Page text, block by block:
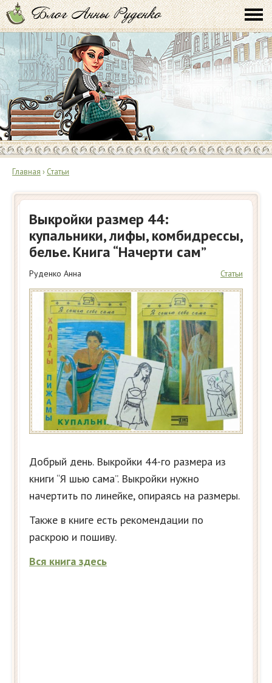
Главная › Статьи
Выкройки размер 44:
купальники, лифы, комбидрессы,
белье. Книга “Начерти сам”
Руденко Анна Статьи
Добрый день. Выкройки 44-го размера из
книги “Я шью сама”. Выкройки нужно
начертить по линейке, опираясь на размеры.
Также в книге есть рекомендации по
раскрою и пошиву.
Вся книга здесь